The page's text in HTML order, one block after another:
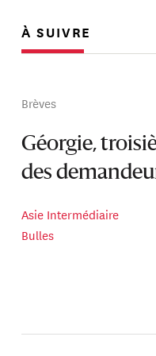
À SUIVRE
Brèves
Géorgie,
des
Asie Intermédiaire
Bulles